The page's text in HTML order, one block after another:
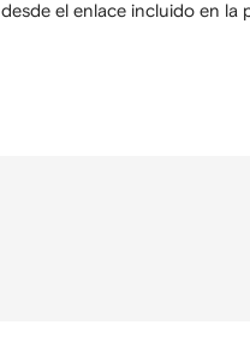
desde el enlace incluido en la